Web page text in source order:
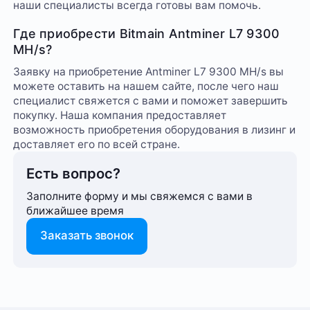
наши специалисты всегда готовы вам помочь.
Где приобрести Bitmain Antminer L7 9300
MH/s?
Заявку на приобретение Antminer L7 9300 MH/s вы
можете оставить на нашем сайте, после чего наш
специалист свяжется с вами и поможет завершить
покупку. Наша компания предоставляет
возможность приобретения оборудования в лизинг и
доставляет его по всей стране.
Есть вопрос?
Заполните форму и мы свяжемся с вами в
ближайшее время
Заказать звонок